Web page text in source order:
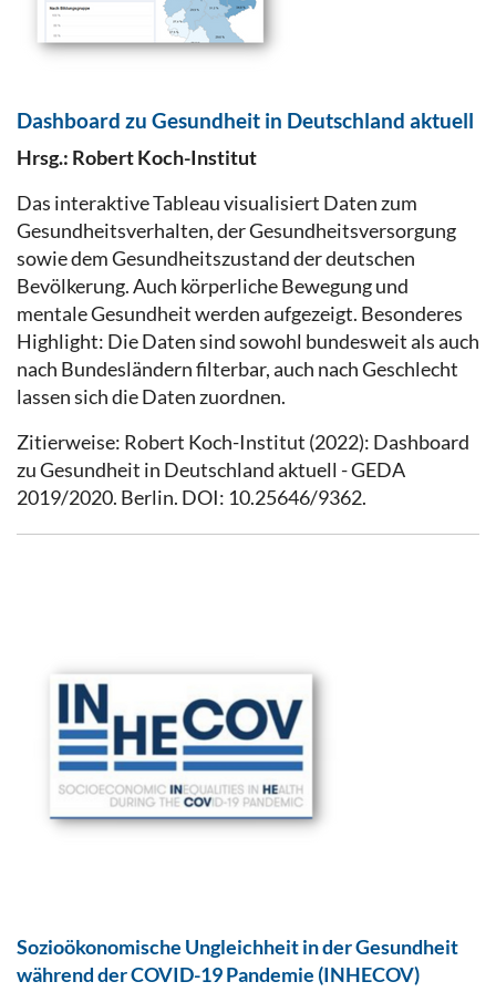
Dashboard zu Gesundheit in Deutschland aktuell
Hrsg.: Robert Koch-Institut
Das interaktive Tableau visualisiert Daten zum
Gesundheitsverhalten, der Gesundheitsversorgung
sowie dem Gesundheitszustand der deutschen
Bevölkerung. Auch körperliche Bewegung und
mentale Gesundheit werden aufgezeigt. Besonderes
Highlight: Die Daten sind sowohl bundesweit als auch
nach Bundesländern filterbar, auch nach Geschlecht
lassen sich die Daten zuordnen.
Zitierweise: Robert Koch-Institut (2022): Dashboard
zu Gesundheit in Deutschland aktuell - GEDA
2019/2020. Berlin. DOI: 10.25646/9362.
Sozioökonomische Ungleichheit in der Gesundheit
während der COVID-19 Pandemie (INHECOV)